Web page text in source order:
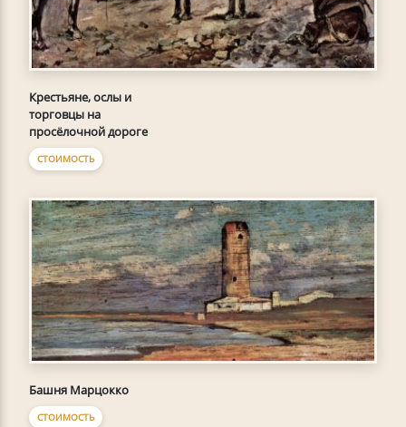
Крестьяне, ослы и
торговцы на
просёлочной дороге
СТОИМОСТЬ
Башня Марцокко
СТОИМОСТЬ